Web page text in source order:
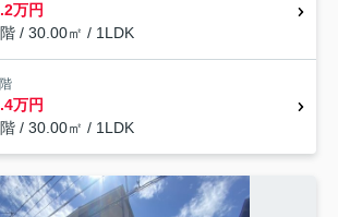
万円
/ 30.00㎡ / 1LDK
万円
/ 30.00㎡ / 1LDK